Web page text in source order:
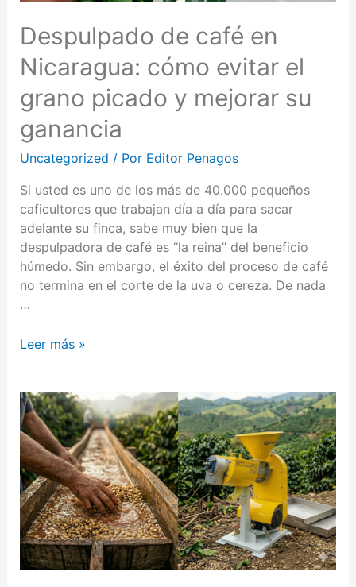
Despulpado de café en
Nicaragua: cómo evitar el
grano picado y mejorar su
ganancia
Uncategorized / Por Editor Penagos
Si usted es uno de los más de 40.000 pequeños
caficultores que trabajan día a día para sacar
adelante su finca, sabe muy bien que la
despulpadora de café es “la reina” del beneficio
húmedo. Sin embargo, el éxito del proceso de café
no termina en el corte de la uva o cereza. De nada
…
Leer más »